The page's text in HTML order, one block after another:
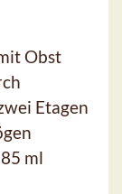
Obst
Etagen
ml